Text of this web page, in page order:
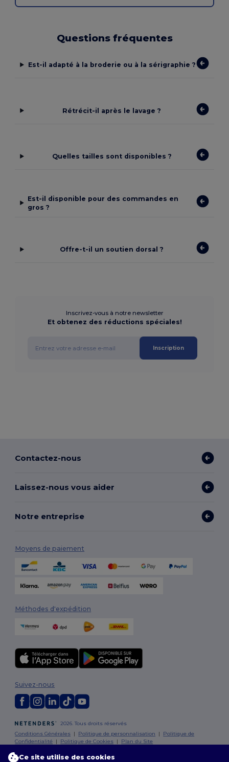
Questions fréquentes
Est-il adapté à la broderie ou à la sérigraphie ?
Rétrécit-il après le lavage ?
Quelles tailles sont disponibles ?
Est-il disponible pour des commandes en
gros ?
Offre-t-il un soutien dorsal ?
Inscrivez-vous à notre newsletter
Et obtenez des réductions spéciales!
Inscription
Contactez-nous
Laissez-nous vous aider
Notre entreprise
Moyens de paiement
Méthodes d'expédition
2026. Tous droits réservés
Conditions Générales | Politique de personnalisation | Politique de
Confidentialité | Politique de Cookies | Plan du Site
Suivez-nous
Ce site utilise des cookies